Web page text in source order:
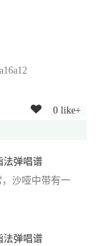
0 like+
法弹唱谱
，沙哑中带有一
法弹唱谱